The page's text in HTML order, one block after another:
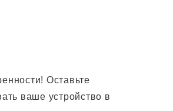
Оставьте
ваше устройство в